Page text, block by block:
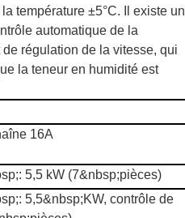
température ±5°C. Il existe un
automatique de la
de régulation de la vitesse, qui
la teneur en humidité est
16A
5,5 kW (7&nbsp;pièces)
5,5&nbsp;KW, contrôle de